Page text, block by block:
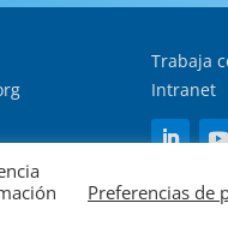
Trabaja
Intranet
Preferencias de